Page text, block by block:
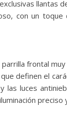
llantas
con un
frontal
definen el
las luces